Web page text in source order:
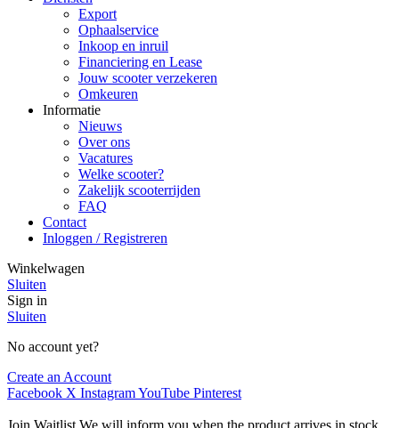
Export
Ophaalservice
Inkoop en inruil
Financiering en Lease
Jouw scooter verzekeren
Omkeuren
Informatie
Nieuws
Over ons
Vacatures
Welke scooter?
Zakelijk scooterrijden
FAQ
Contact
Inloggen / Registreren
Winkelwagen
Sluiten
Sign in
Sluiten
No account yet?
Create an Account
Facebook X InstagramYouTube Pinterest
Join Waitlist We will inform you when the product arrives in stock.